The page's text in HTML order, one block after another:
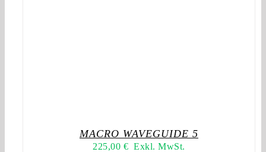
MACRO WAVEGUIDE 5
225,00 € Exkl. MwSt.